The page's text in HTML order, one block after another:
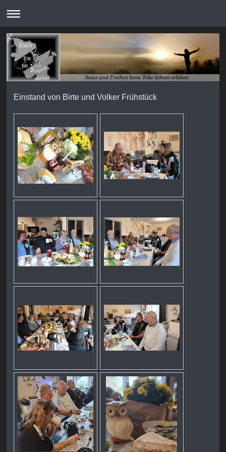
Natur und Freiheit beim Trike fahren erleben
Einstand von Birte und Volker Frühstück